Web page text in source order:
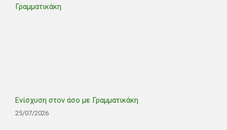
Ενίσχυση στον άσο με Γραμματικάκη
25/07/2026